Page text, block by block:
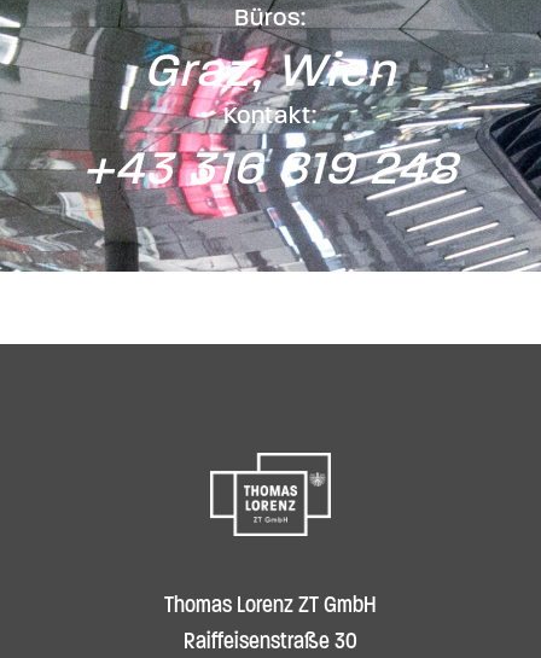
Büros:
Graz, Wien
Kontakt:
+43 316 819 248
Thomas Lorenz ZT GmbH
Raiffeisenstraße 30